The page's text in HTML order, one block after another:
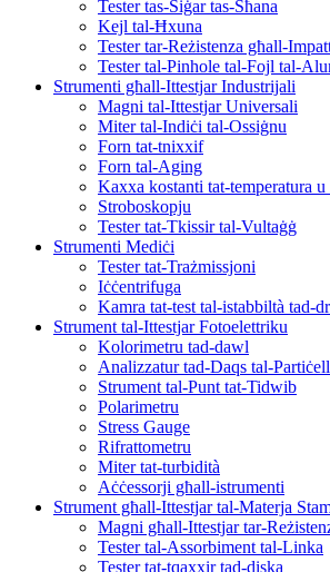
Tester tas-Siġar tas-Sħana
Kejl tal-Ħxuna
Tester tar-Reżistenza għall-
Tester tal-Pinhole tal-Fojl tal-
Strumenti għall-Ittestjar Industrijali
Magni tal-Ittestjar Universali
Miter tal-Indiċi tal-Ossiġnu
Forn tat-tnixxif
Forn tal-Aging
Kaxxa kostanti tat-temperatura
Stroboskopju
Tester tat-Tkissir tal-Vultaġġ
Strumenti Mediċi
Tester tat-Trażmissjoni
Iċċentrifuga
Kamra tat-test tal-istabbiltà tad-
Strument tal-Ittestjar Fotoelettriku
Kolorimetru tad-dawl
Analizzatur tad-Daqs tal-
Strument tal-Punt tat-Tidwib
Polarimetru
Stress Gauge
Rifrattometru
Miter tat-turbidità
Aċċessorji għall-istrumenti
Strument għall-Ittestjar tal-Materja
Magni għall-Ittestjar tar-
Tester tal-Assorbiment tal-Linka
Tester tat-tqaxxir tad-diska